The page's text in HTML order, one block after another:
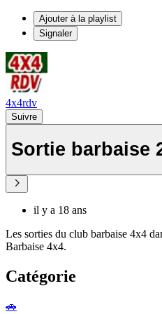
Ajouter à la playlist
Signaler
4x4rdv
Suivre
Sortie barbaise
il y a 18 ans
Les sorties du club barbaise 4x4
Barbaise 4x4.
Catégorie
🚗